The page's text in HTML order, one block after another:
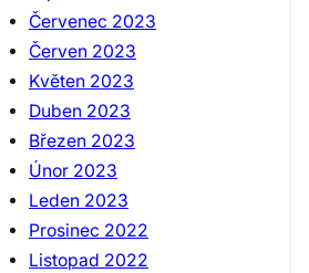
Červenec 2023
Červen 2023
Květen 2023
Duben 2023
Březen 2023
Únor 2023
Leden 2023
Prosinec 2022
Listopad 2022